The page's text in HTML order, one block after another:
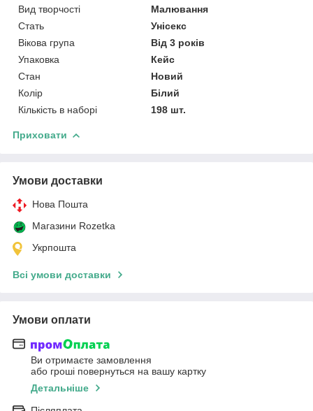
Вид творчості
Малювання
Стать
Унісекс
Вікова група
Від 3 років
Упаковка
Кейс
Стан
Новий
Колір
Білий
Кількість в наборі
198 шт.
Приховати
Умови доставки
Нова Пошта
Магазини Rozetka
Укрпошта
Всі умови доставки
Умови оплати
Ви отримаєте замовлення
або гроші повернуться на вашу картку
Детальніше